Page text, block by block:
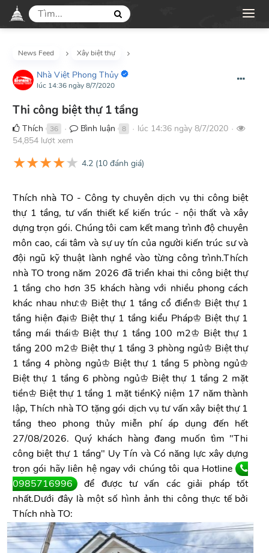
News Feed Xây biệt thự
Nhà Việt Phong Thủy
lúc 14:36 ngày 8/7/2020
Thi công biệt thự 1 tầng
Thích 36 ● Bình luận 8 ● lúc 14:36 ngày 8/7/2020 ●
54,854 lượt xem
★★★★★ 4.2 (10 đánh giá)
Thích nhà TO - Công ty chuyên dịch vụ thi công biệt
thự 1 tầng, tư vấn thiết kế kiến trúc - nội thất và xây
dựng trọn gói. Chúng tôi cam kết mang trình độ chuyên
môn cao, cái tâm và sự uy tín của người kiến trúc sư và
đội ngũ kỹ thuật lành nghề vào từng công trình.Thích
nhà TO trong năm 2026 đã triển khai thi công biệt thự
1 tầng cho hơn 35 khách hàng với nhiều phong cách
khác nhau như:♔ Biệt thự 1 tầng cổ điển♔ Biệt thự 1
tầng hiện đại♔ Biệt thự 1 tầng kiểu Pháp♔ Biệt thự 1
tầng mái thái♔ Biệt thự 1 tầng 100 m2♔ Biệt thự 1
tầng 200 m2♔ Biệt thự 1 tầng 3 phòng ngủ♔ Biệt thự
1 tầng 4 phòng ngủ♔ Biệt thự 1 tầng 5 phòng ngủ♔
Biệt thự 1 tầng 6 phòng ngủ♔ Biệt thự 1 tầng 2 mặt
tiền♔ Biệt thự 1 tầng 1 mặt tiềnKỷ niệm 17 năm thành
lập, Thích nhà TO tặng gói dịch vụ tư vấn xây biệt thự 1
tầng theo phong thủy miễn phí áp dụng đến hết
27/08/2026. Quý khách hàng đang muốn tìm "Thi
công biệt thự 1 tầng" Uy Tín và Có năng lực xây dựng
trọn gói hãy liên hệ ngay với chúng tôi qua Hotline
0985716996
để được tư vấn các giải pháp tốt
nhất.Dưới đây là một số hình ảnh thi công thực tế bởi
Thích nhà TO: